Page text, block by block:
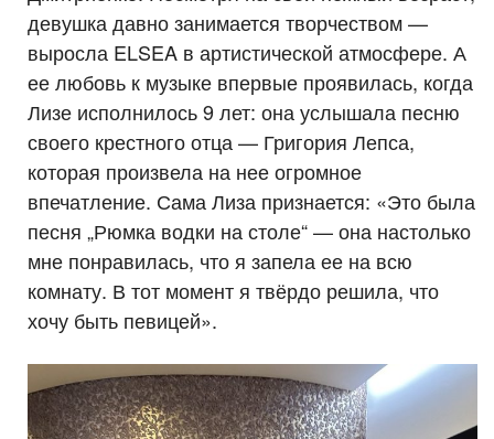
девушка давно занимается творчеством —
выросла ELSEA в артистической атмосфере. А
ее любовь к музыке впервые проявилась, когда
Лизе исполнилось 9 лет: она услышала песню
своего крестного отца — Григория Лепса,
которая произвела на нее огромное
впечатление. Сама Лиза признается: «Это была
песня „Рюмка водки на столе“ — она настолько
мне понравилась, что я запела ее на всю
комнату. В тот момент я твёрдо решила, что
хочу быть певицей».